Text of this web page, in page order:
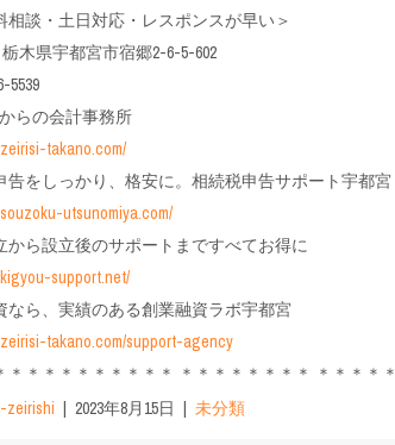
相談・土日対応・レスポンスが早い＞
栃木県宇都宮市宿郷2-6-5-602
5539
らの会計事務所
takano.com/
をしっかり、格安に。相続税申告サポート宇都宮
utsunomiya.com/
から設立後のサポートまですべてお得に
support.net/
ら、実績のある創業融資ラボ宇都宮
takano.com/support-agency
＊＊＊＊＊＊＊＊＊＊ ＊＊＊＊＊＊＊＊ ＊＊＊＊＊
zeirishi
2023年8月15日 未分類